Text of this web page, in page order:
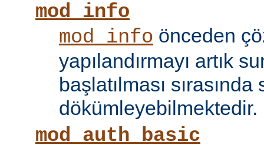
mod_info
mod_info önceden
yapılandırmayı artık
başlatılması sırasında
dökümleyebilmektedir.
mod_auth_basic